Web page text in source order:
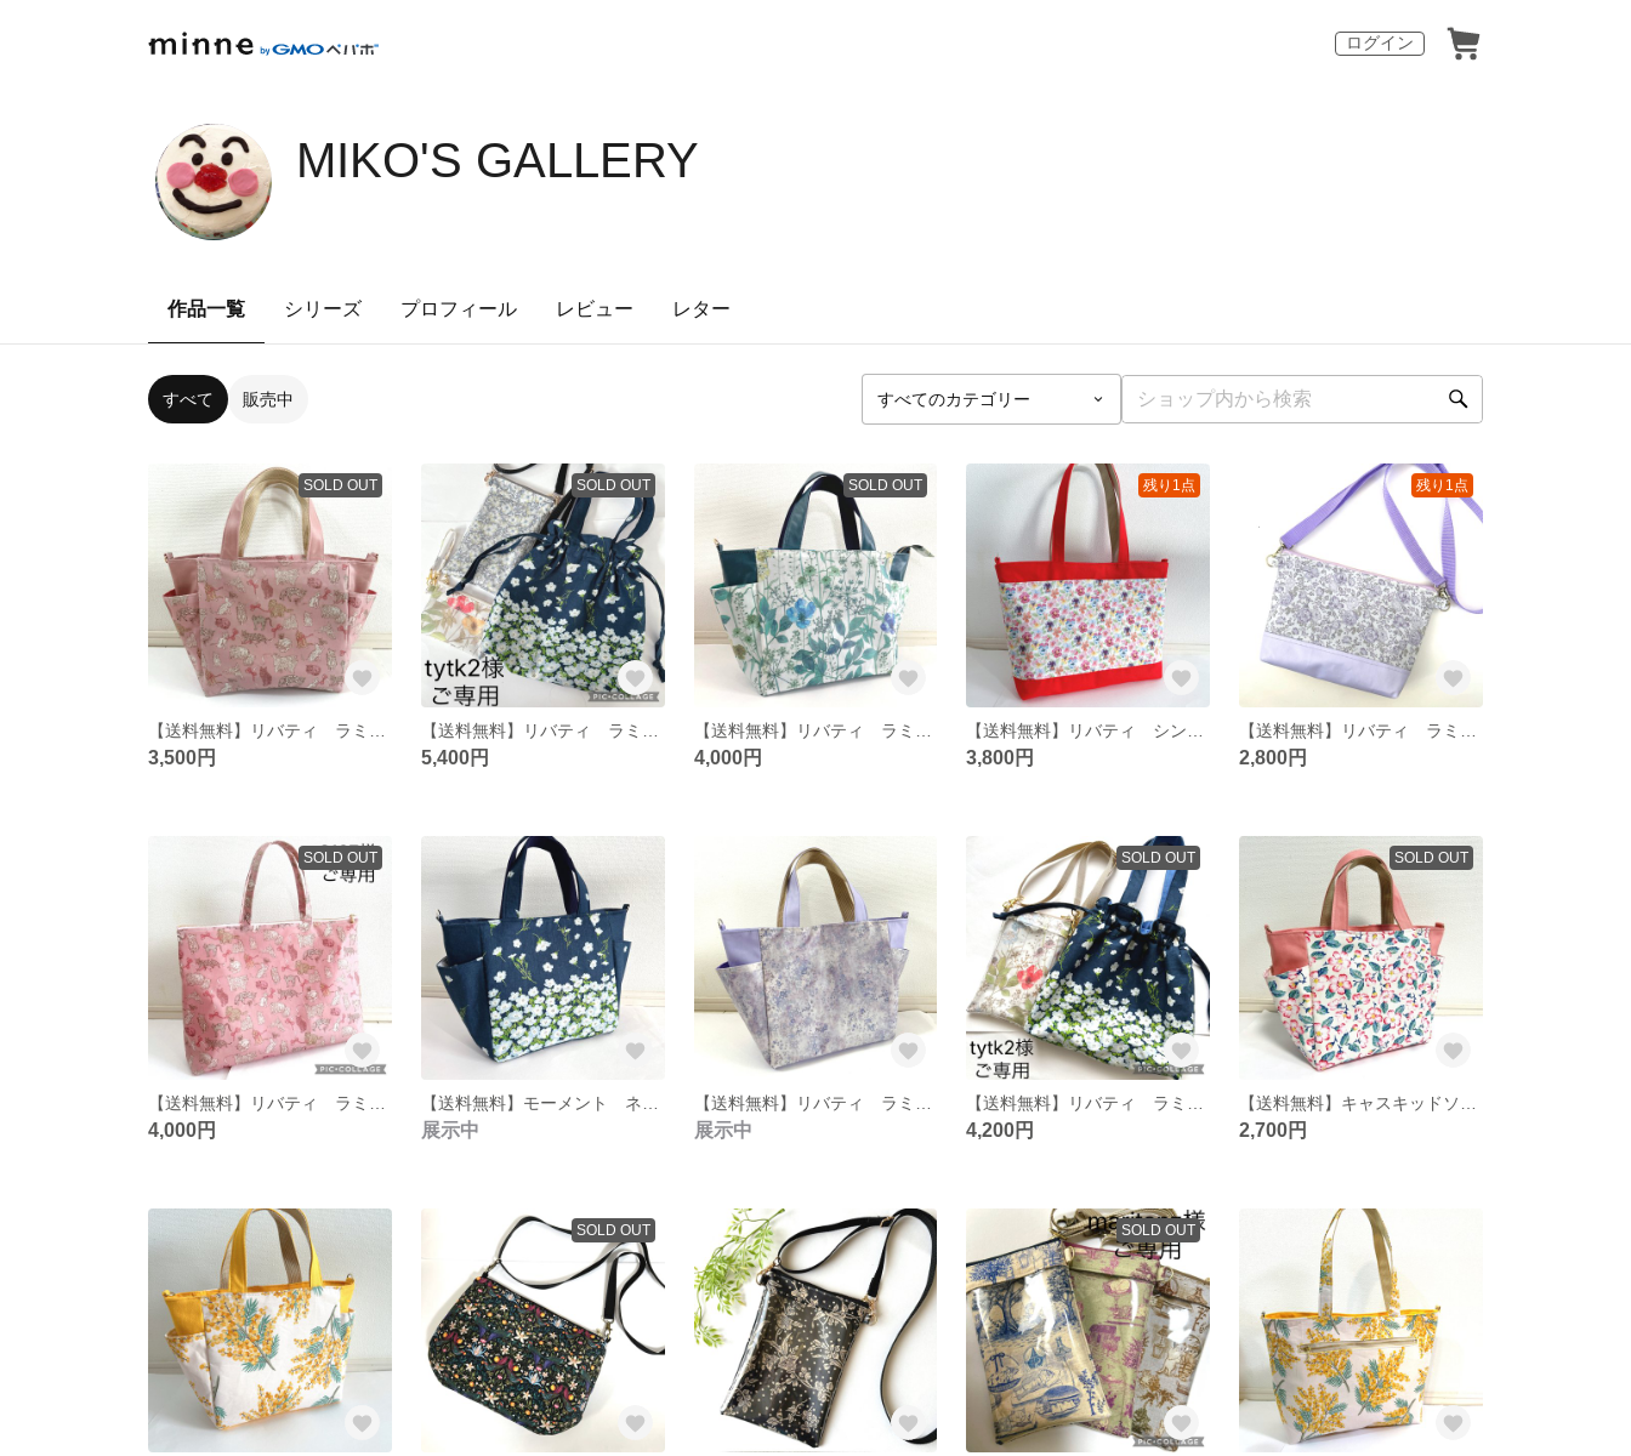
ログイン
MIKO'S GALLERY
作品一覧 シリーズ プロフィール レビュー レター
すべて 販売中
SOLD OUT
3,500円
SOLD OUT
5,400円
SOLD OUT
4,000円
残り1点
3,800円
残り1点
2,800円
SOLD OUT
4,000円 展示中 展示中
SOLD OUT
4,200円
SOLD OUT
2,700円
SOLD OUT SOLD OUT